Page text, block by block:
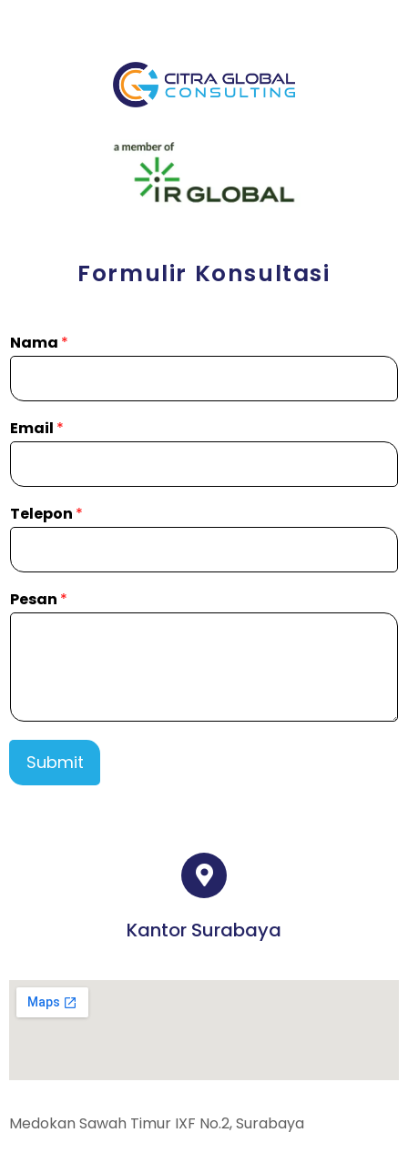
Formulir Konsultasi
Nama *
Email *
Telepon *
Pesan *
Submit
Kantor Surabaya
Medokan Sawah Timur IXF No.2, Surabaya